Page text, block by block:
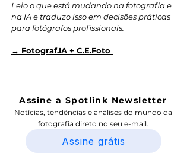
Leio o que está mudando na fotografia e
na IA e traduzo isso em decisões práticas
para fotógrafos profissionais.
→ Fotograf.IA + C.E.Foto
Assine a Spotlink Newsletter
Notícias, tendências e análises do mundo da
fotografia direto no seu e-mail.
Assine grátis